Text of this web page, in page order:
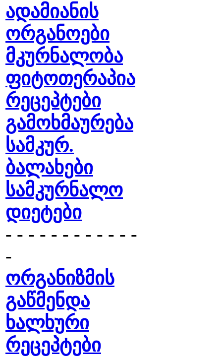
ადამიანის
ორგანოები
მკურნალობა
ფიტოთერაპია
რეცეპტები
გამოხმაურება
სამკურ.
ბალახები
სამკურნალო
დიეტები
- - - - - - - - - - - -
-
ორგანიზმის
გაწმენდა
ხალხური
რეცეპტები